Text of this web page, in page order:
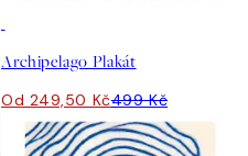
Archipelago Plakát
Od 249,50 Kč499 Kč